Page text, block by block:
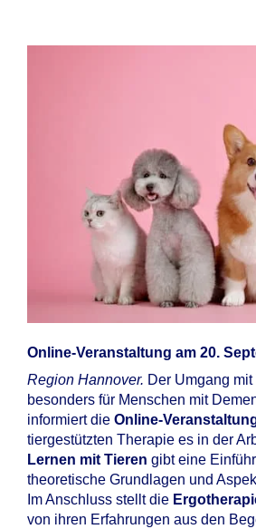
Online-Veranstaltung am 20.
Region Hannover. Der Umgang
besonders für Menschen mit
informiert die Online-
tiergestützten Therapie es in der
Lernen mit Tieren gibt eine
theoretische Grundlagen und
Im Anschluss stellt die
von ihren Erfahrungen aus den